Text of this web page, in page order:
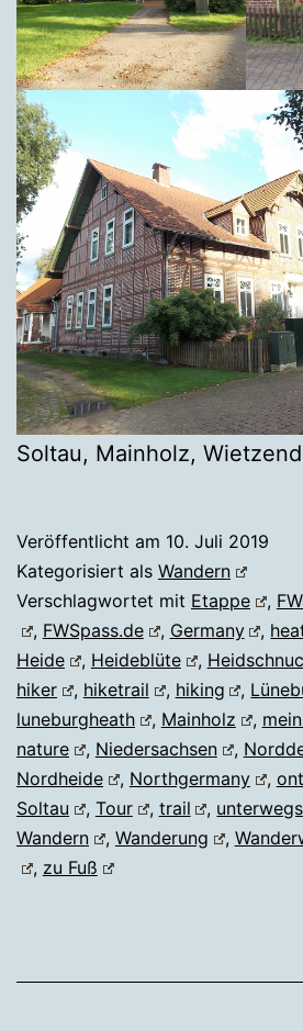
Soltau, Mainholz,
Veröffentlicht am 10. Juli 2019
Kategorisiert als Wandern
Verschlagwortet mit Etappe ,
, FWSpass.de , Germany ,
Heide
, Heideblüte ,
hiker
, hiketrail , hiking ,
luneburgheath
, Mainholz ,
nature
, Niedersachsen ,
Nordheide
, Northgermany ,
Soltau
, Tour , trail , unterwegs
Wandern
, Wanderung ,
, zu Fuß